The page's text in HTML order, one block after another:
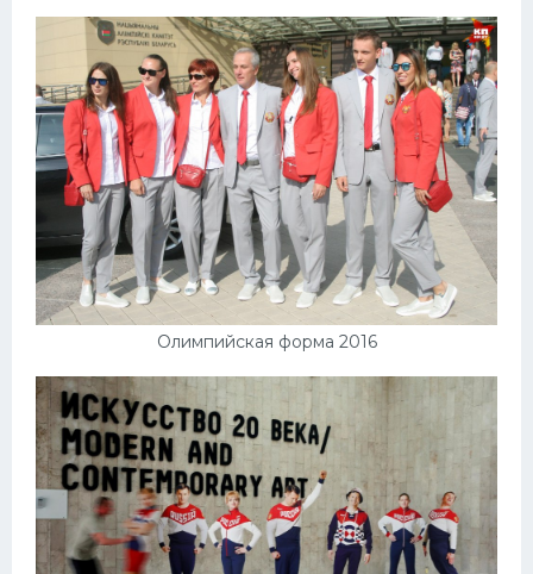
Олимпийская форма 2016